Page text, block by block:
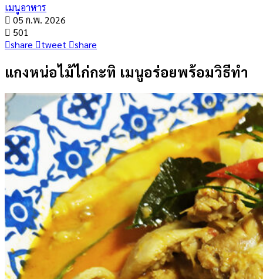
เมนูอาหาร
05 ก.พ. 2026
501
share
tweet share
แกงหน่อไม้ไก่กะทิ เมนูอร่อยพร้อมวิธีทำ